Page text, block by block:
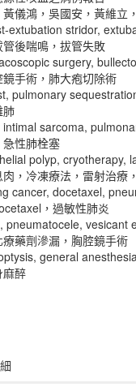
儀鴻，吳國安，黃維立
extubation stridor,
後喘鳴，拔管失敗
surgery,
手術，肺大疱切除術
pulmonary
肺
sarcoma,
性肺栓塞
polyp, cryotherapy,
，冷凍療法，雷射治療
cancer, docetaxel,
，過敏性肺炎
pneumatocele, vesicant
藥劑滲漏，胸腔鏡手術
general
麻醉